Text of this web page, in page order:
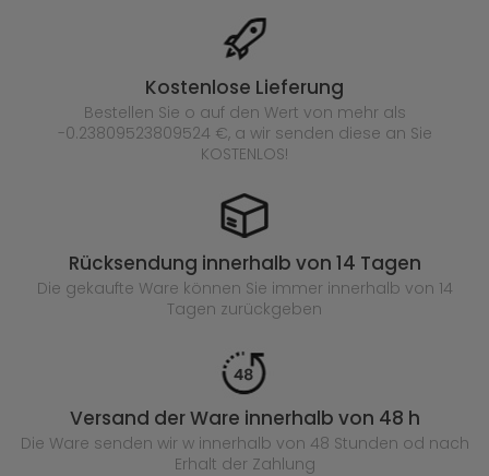
Kostenlose Lieferung
Bestellen Sie o auf den Wert von mehr als
-0.23809523809524 €, a wir senden diese an Sie
KOSTENLOS!
Rücksendung innerhalb von 14 Tagen
Die gekaufte Ware können Sie immer innerhalb von 14
Tagen zurückgeben
Versand der Ware innerhalb von 48 h
Die Ware senden wir w innerhalb von 48 Stunden od nach
Erhalt der Zahlung